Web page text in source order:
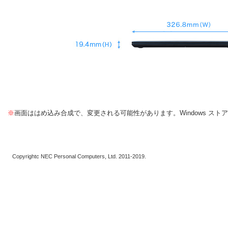
※画面ははめ込み合成で、変更される可能性があります。Windows スト
Copyrightc NEC Personal Computers, Ltd. 2011-2019.